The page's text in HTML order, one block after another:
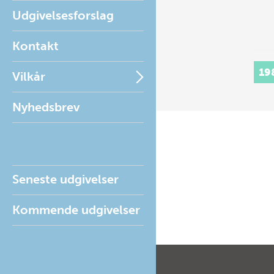
Udgivelsesforslag
Kontakt
Vilkår
Nyhedsbrev
Seneste udgivelser
Kommende udgivelser